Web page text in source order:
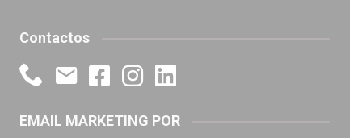
Contactos
EMAIL MARKETING POR